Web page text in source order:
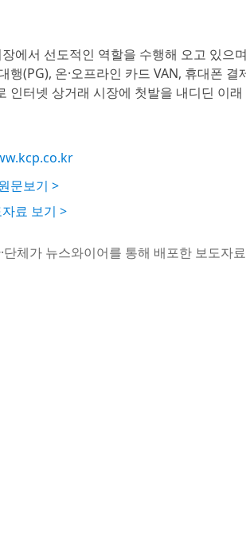
에서 선도적인 역할을 수행해 오고 있으
행(PG), 온·오프라인 카드 VAN, 휴대폰
인터넷 상거래 시장에 첫발을 내디딘 이
문보기 >
료 보기 >
단체가 뉴스와이어를 통해 배포한 보도자